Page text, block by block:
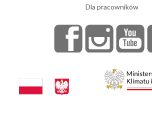
Dla pracowników